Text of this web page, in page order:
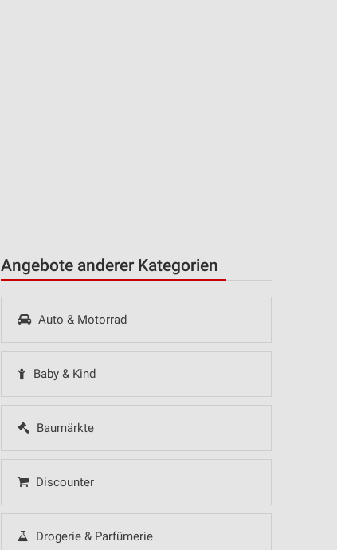
Angebote anderer Kategorien
Auto & Motorrad
Baby & Kind
Baumärkte
Discounter
Drogerie & Parfümerie